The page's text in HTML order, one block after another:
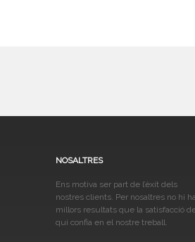
NOSALTRES
Ens motiva ser part de l’èxit dels
nostres clients. Per nosaltres no hi ha
millors resultats que la satisfacció
qui confia en el nostre treball.